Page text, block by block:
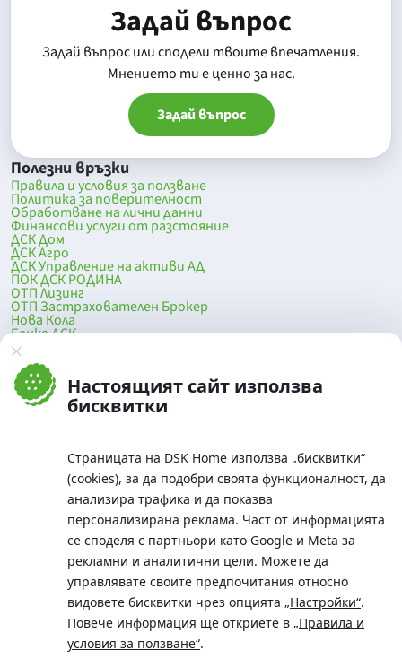
Настоящият сайт използва
бисквитки
Страницата на DSK Home използва „бисквитки“
(cookies), за да подобри своята функционалност, да
анализира трафика и да показва
персонализирана реклама. Част от информацията
се споделя с партньори като Google и Meta за
рекламни и аналитични цели. Можете да
управлявате своите предпочитания относно
видовете бисквитки чрез опцията „Настройки“.
Повече информация ще откриете в „Правила и
условия за ползване“.
Задай въпрос
Задай въпрос или сподели твоите впечатления.
Mнението ти е ценно за нас.
Задай въпрос
Полезни връзки
Правила и условия за ползване
Политика за поверителност
Обработване на лични данни
Финансови услуги от разстояние
ДСК Дом
ДСК Агро
ДСК Управление на активи АД
ПОК ДСК РОДИНА
ОТП Лизинг
ОТП Застрахователен Брокер
Нова Кола
Банка ДСК
DSK Mobile
Оферти за продажба от Банка ДСК
Клонова мрежа и банкомати
До началото на страницата
Телефон:
0700 10 375 / *2375
Московска No.19 / ул. Г. Бенковски No. 5, София 1036
SWIFT/BIC: